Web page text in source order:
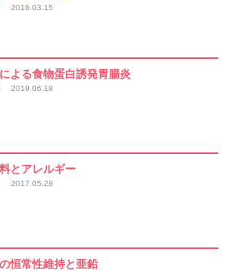
2016.03.15
よる食物蛋白誘発胃腸炎
2019.06.18
とアレルギー
2017.05.28
恒常性維持と亜鉛